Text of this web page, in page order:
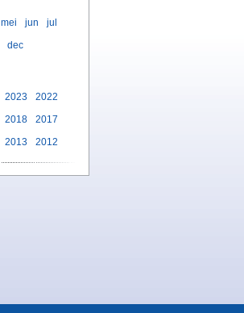
mei jun
jul
dec
2023
2022
2018
2017
2013 2012